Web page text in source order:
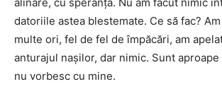
datoriile astea blestemate. Ce să fac?
multe ori, fel de fel de împăcări, am
anturajul naşilor, dar nimic. Sunt aproape
nu vorbesc cu mine.